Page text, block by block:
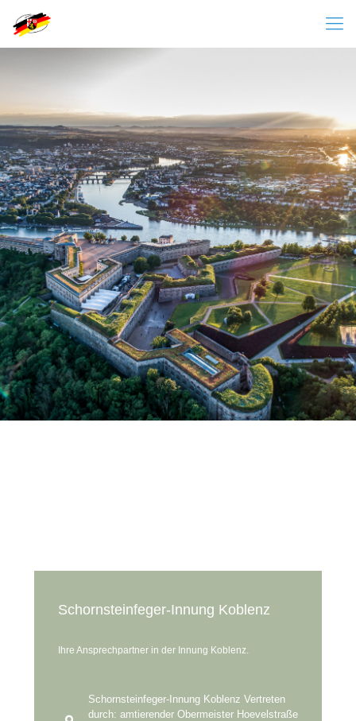
Schornsteinfeger-Innung Koblenz
Ihre Ansprechpartner in der Innung Koblenz.
Schornsteinfeger-Innung Koblenz Vertreten
durch: amtierender Obermeister Hoevelstraße